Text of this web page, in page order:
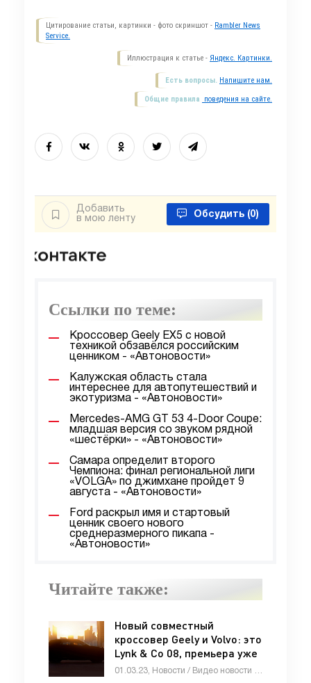
Цитирование статьи, картинки - фото скриншот - Rambler News
Service.
Иллюстрация к статье - Яндекс. Картинки.
Есть вопросы. Напишите нам.
Общие правила поведения на сайте.
Добавить
в мою ленту
Обсудить (0)
Ссылки по теме:
Кроссовер Geely EX5 с новой
техникой обзавёлся российским
ценником - «Автоновости»
Калужская область стала
интереснее для автопутешествий и
экотуризма - «Автоновости»
Mercedes-AMG GT 53 4-Door Coupe:
младшая версия со звуком рядной
«шестёрки» - «Автоновости»
Самара определит второго
Чемпиона: финал региональной лиги
«VOLGA» по джимхане пройдет 9
августа - «Автоновости»
Ford раскрыл имя и стартовый
ценник своего нового
среднеразмерного пикапа -
«Автоновости»
Читайте также:
Новый совместный
кроссовер Geely и Volvo: это
Lynk & Co 08, премьера уже
скоро - «Автоновости»